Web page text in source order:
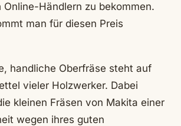
Händlern zu bekommen.
man für diesen Preis
handliche Oberfräse steht auf
vieler Holzwerker. Dabei
kleinen Fräsen von Makita einer
wegen ihres guten